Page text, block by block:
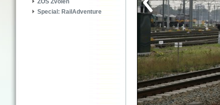
ZOS Zvolen
Special: RailAdventure